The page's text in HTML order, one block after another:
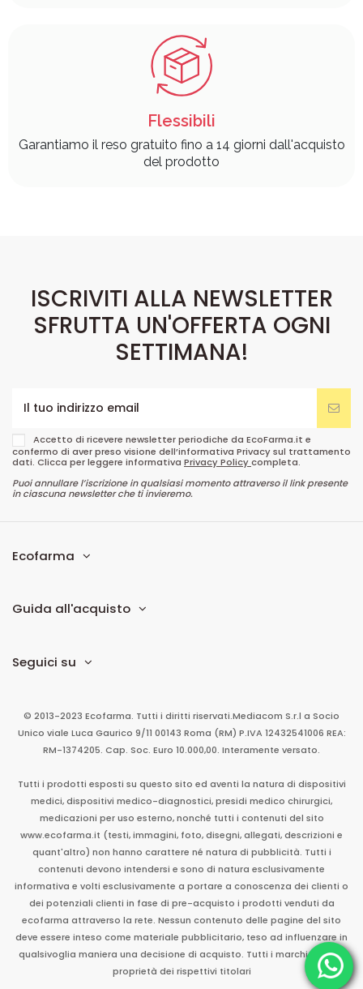
Flessibili
Garantiamo il reso gratuito fino a 14 giorni dall'acquisto
del prodotto
ISCRIVITI ALLA NEWSLETTER
SFRUTTA UN'OFFERTA OGNI
SETTIMANA!
Accetto di ricevere newsletter periodiche da EcoFarma.it e
confermo di aver preso visione dell’informativa Privacy sul trattamento
dati. Clicca per leggere informativa Privacy Policycompleta.
Puoi annullare l’iscrizione in qualsiasi momento attraverso il link presente
in ciascuna newsletter che ti invieremo.
Ecofarma
Guida all'acquisto
Seguici su
© 2013-2023 Ecofarma. Tutti i diritti riservati.Mediacom S.r.l a Socio
Unico viale Luca Gaurico 9/11 00143 Roma (RM) P.IVA 12432541006 REA:
RM-1374205. Cap. Soc. Euro 10.000,00. Interamente versato.
Tutti i prodotti esposti su questo sito ed aventi la natura di dispositivi
medici, dispositivi medico-diagnostici, presidi medico chirurgici,
medicazioni per uso esterno, nonché tutti i contenuti del sito
www.ecofarma.it (testi, immagini, foto, disegni, allegati, descrizioni e
quant'altro) non hanno carattere né natura di pubblicità. Tutti i
contenuti devono intendersi e sono di natura esclusivamente
informativa e volti esclusivamente a portare a conoscenza dei clienti o
dei potenziali clienti in fase di pre-acquisto i prodotti venduti da
ecofarma attraverso la rete. Nessun contenuto delle pagine del sito
deve essere inteso come materiale pubblicitario, teso ad influenzare in
qualsivoglia maniera una decisione di acquisto. Tutti i marchi sono di
proprietà dei rispettivi titolari